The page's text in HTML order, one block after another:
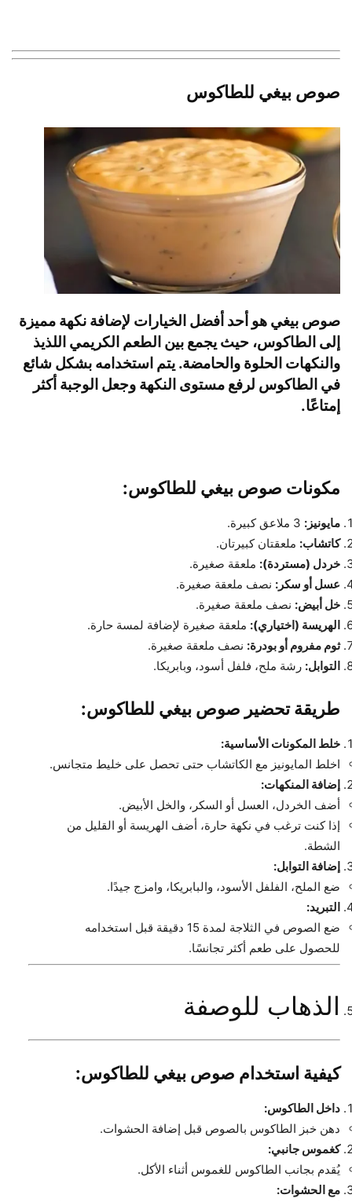
صوص بيغي للطاكوس
صوص بيغي هو أحد أفضل الخيارات لإضافة نكهة مميزة
إلى الطاكوس، حيث يجمع بين الطعم الكريمي اللذيذ
والنكهات الحلوة والحامضة. يتم استخدامه بشكل شائع
في الطاكوس لرفع مستوى النكهة وجعل الوجبة أكثر
إمتاعًا.
مكونات صوص بيغي للطاكوس:
مايونيز:
كاتشاب: ملعقتان كبيرتان.
خردل (مستردة): ملعقة صغيرة.
عسل أو سكر: نصف ملعقة صغيرة.
خل أبيض: نصف ملعقة صغيرة.
الهريسة (اختياري): ملعقة صغيرة لإضافة لمسة حارة.
ثوم مفروم أو بودرة: نصف ملعقة صغيرة.
التوابل: رشة ملح، فلفل أسود، وبابريكا.
طريقة تحضير صوص بيغي للطاكوس:
خلط المكونات الأساسية:
اخلط المايونيز مع الكاتشاب حتى تحصل على خليط متجانس.
إضافة المنكهات:
أضف الخردل، العسل أو السكر، والخل الأبيض.
إذا كنت ترغب في نكهة حارة، أضف الهريسة أو القليل من
الشطة.
إضافة التوابل:
ضع الملح، الفلفل الأسود، والبابريكا، وامزج جيدًا.
التبريد:
ضع الصوص في الثلاجة لمدة 15 دقيقة قبل استخدامه
للحصول على طعم أكثر تجانسًا.
الذهاب للوصفة
كيفية استخدام صوص بيغي للطاكوس:
داخل الطاكوس:
دهن خبز الطاكوس بالصوص قبل إضافة الحشوات.
كغموس جانبي:
يُقدم بجانب الطاكوس للغموس أثناء الأكل.
مع الحشوات: